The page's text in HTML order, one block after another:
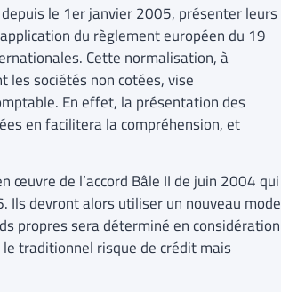
le 1er janvier 2005, présenter leurs
du règlement européen du 19
Cette normalisation, à
sociétés non cotées, vise
En effet, la présentation des
en facilitera la compréhension, et
œuvre de l’accord Bâle II de juin 2004 qui
Ils devront alors utiliser un nouveau mode
propres sera déterminé en considération
traditionnel risque de crédit mais